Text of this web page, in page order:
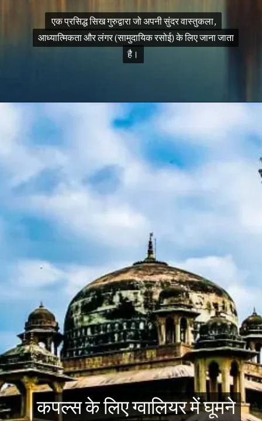
एक प्रसिद्ध सिख गुरुद्वारा जो अपनी सुंदर वास्तुकला,
आध्यात्मिकता और लंगर (सामुदायिक रसोई) के लिए जाना जाता
है।
एक प्रसिद्ध सिख गुरुद्वारा जो अपनी सुंदर वास्तुकला,
आध्यात्मिकता और लंगर (सामुदायिक रसोई) के लिए जाना जाता
कपल्स के लिए ग्वालियर में घूमने
कपल्स के लिए ग्वालियर में घूमने